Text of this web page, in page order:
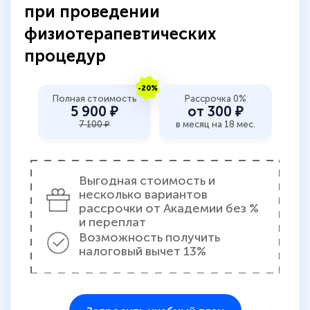
при проведении
физиотерапевтических
процедур
-20%
Полная стоимость
5 900 ₽
7 100 ₽
Рассрочка 0%
от 300 ₽
в месяц на 18 мес.
Выгодная стоимость и
несколько вариантов
рассрочки от Академии без %
и переплат
Возможность получить
налоговый вычет 13%